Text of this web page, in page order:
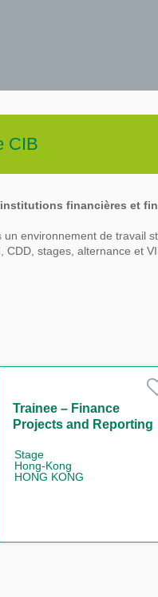
CIB
financières et
environnement de travail
stages, alternance et
Trainee – Finance
Projects and Reporting
Stage
Hong-Kong
HONG KONG